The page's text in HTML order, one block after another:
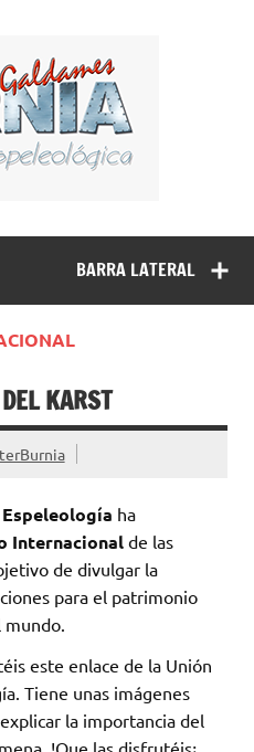
Bizkaia Galdames
– Carranza. Cueva, sima,
Cave
BARRA LATERAL
KARST
ha
Internacional de las
de divulgar la
para el patrimonio
mundo.
este enlace de la Unión
Tiene unas imágenes
la importancia del